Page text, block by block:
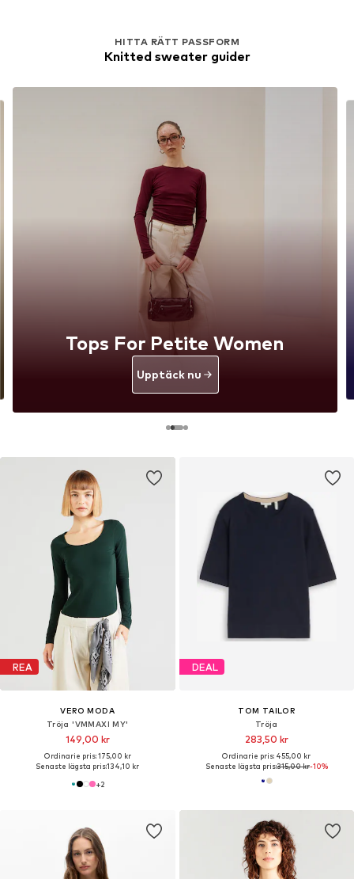
REA
VERO MODA
Tröja 'VMMAXI MY'
149,00 kr
Ordinarie pris: 175,00 kr
Senaste lägsta pris:134,10 kr
+2
DEAL
TOM TAILOR
Tröja
283,50 kr
Ordinarie pris: 455,00 kr
Senaste lägsta pris:315,00 kr-10%
HITTA RÄTT PASSFORM
Knitted sweater guider
Tops For Petite Women
Upptäck nu